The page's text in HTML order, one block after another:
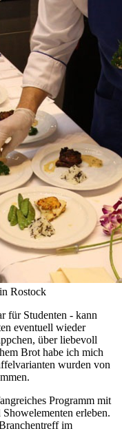
Rostock
für Studenten - kann
eventuell wieder
über liebevoll
Brot habe ich mich
wurden von
Programm mit
erleben.
im